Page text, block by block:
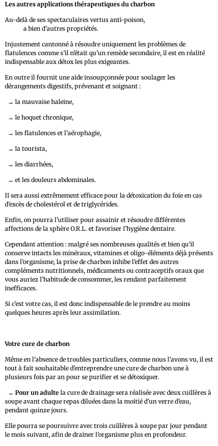
Les autres applications thérapeutiques du charbon
Au-delà de ses spectaculaires vertus anti-poison,
a bien d’autres propriétés.
Injustement cantonné à résoudre uniquement les problèmes de
flatulences comme s’il n’était qu’un remède secondaire, il est en réalité
indispensable aux détox les plus exigeantes.
En outre il fournit une aide insoupçonnée pour soulager les
dérangements digestifs, prévenant et soignant :
→ la mauvaise haleine,
→ le hoquet chronique,
→ les flatulences et l’aérophagie,
→ la tourista,
→ les diarrhées,
→ et les douleurs abdominales.
Il sera aussi extrêmement efficace pour la détoxication du foie en cas
d’excès de cholestérol et de triglycérides.
Enfin, on pourra l’utiliser pour assainir et résoudre différentes
affections de la sphère O.R.L. et favoriser l’hygiène dentaire.
Cependant attention : malgré ses nombreuses qualités et bien qu’il
conserve intacts les minéraux, vitamines et oligo-éléments déjà présents
dans l’organisme, la prise de charbon inhibe l’effet des autres
compléments nutritionnels, médicaments ou contraceptifs oraux que
vous auriez l’habitude de consommer, les rendant parfaitement
inefficaces.
Si c’est votre cas, il est donc indispensable de le prendre au moins
quelques heures après leur assimilation.
Votre cure de charbon
Même en l’absence de troubles particuliers, comme nous l’avons vu, il est
tout à fait souhaitable d’entreprendre une cure de charbon une à
plusieurs fois par an pour se purifier et se détoxiquer.
→ Pour un adulte la cure de drainage sera réalisée avec deux cuillères à
soupe avant chaque repas diluées dans la moitié d’un verre d’eau,
pendant quinze jours.
Elle pourra se poursuivre avec trois cuillères à soupe par jour pendant
le mois suivant, afin de drainer l’organisme plus en profondeur.